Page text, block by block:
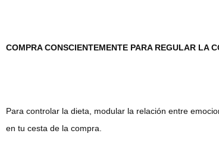
COMPRA CONSCIENTEMENTE PARA REGULAR LA
Para controlar la dieta, modular la relación entre
en tu cesta de la compra.